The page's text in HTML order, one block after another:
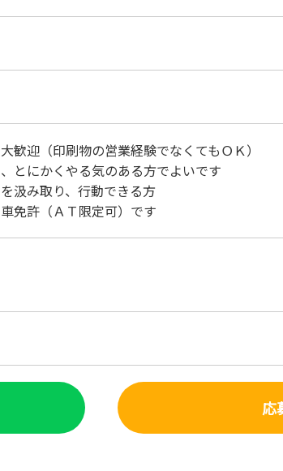
歓迎（印刷物の営業経験でなくてもＯＫ）
とにかくやる気のある方でよいです
汲み取り、行動できる方
免許（ＡＴ限定可）です
応